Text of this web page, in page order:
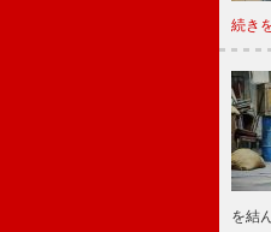
続き
を結